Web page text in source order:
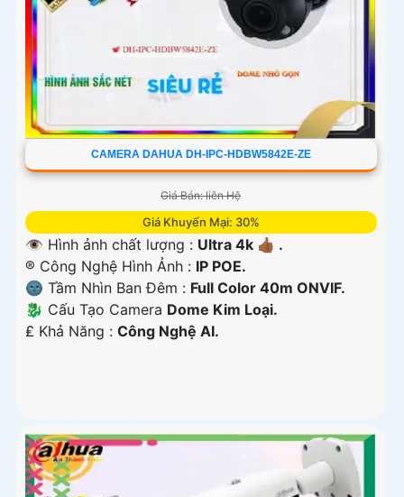
CAMERA DAHUA DH-IPC-HDBW5842E-ZE
Giá Bán: liên Hệ
Giá Khuyến Mại: 30%
👁 Hình ảnh chất lượng : Ultra 4k 👍🏾 .
®️ Công Nghệ Hình Ảnh : IP POE.
🌚 Tầm Nhìn Ban Đêm : Full Color 40m ONVIF.
🐉️ Cấu Tạo Camera Dome Kim Loại.
️₤ Khả Năng : Công Nghệ AI.